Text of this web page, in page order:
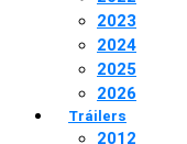
2023
2024
2025
2026
Tráilers
2012